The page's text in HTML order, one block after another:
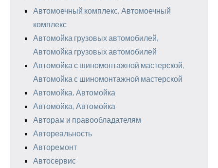
Автомоечный комплекс, Автомоечный
комплекс
Автомойка грузовых автомобилей,
Автомойка грузовых автомобилей
Автомойка с шиномонтажной мастерской,
Автомойка с шиномонтажной мастерской
Автомойка, Автомойка
Автомойка, Автомойка
Авторам и правообладателям
Автореальность
Авторемонт
Автосервис